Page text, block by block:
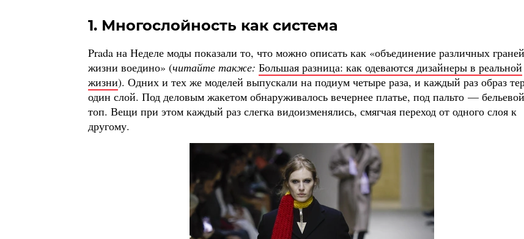
1. Многослойность как система
Prada на Неделе моды показали то, что можно описать как «объединение различных граней
жизни воедино» (читайте также: Большая разница: как одеваются дизайнеры в реальной
жизни). Одних и тех же моделей выпускали на подиум четыре раза, и каждый раз образ
один слой. Под деловым жакетом обнаруживалось вечернее платье, под пальто — бельевой
топ. Вещи при этом каждый раз слегка видоизменялись, смягчая переход от одного слоя к
другому.